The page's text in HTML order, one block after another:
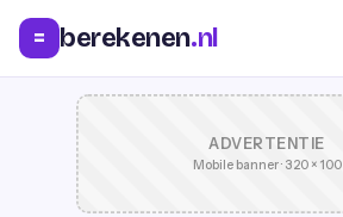
= berekenen.nl
ADVERTENTIE
Mobile banner · 320 × 100